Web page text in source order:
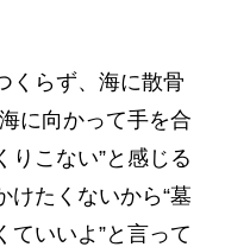
くらず、海に散骨
に向かって手を合
りこない”と感じる
けたくないから“墓
ていいよ”と言って